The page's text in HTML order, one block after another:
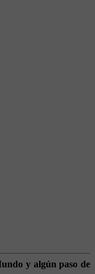
y algún paso de